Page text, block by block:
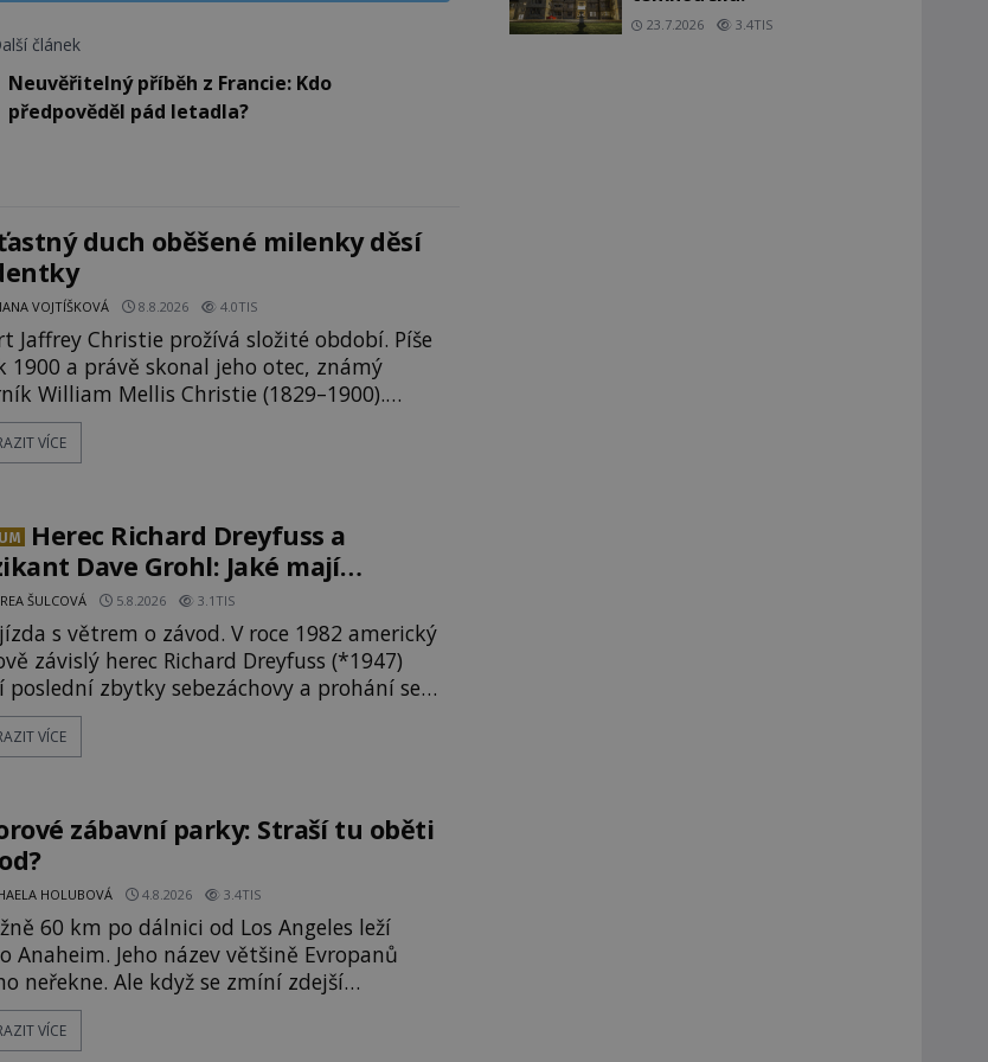
článek
Neuvěřitelný příběh z Francie: Kdo
předpověděl pád letadla?
duch oběšené milenky děsí
VOJTÍŠKOVÁ 8.8.2026 4.0TIS
Jaffrey Christie prožívá složité období. Píše
1900 a právě skonal jeho otec, známý
William Mellis Christie (1829–1900).
událost je ale doprovázena ohromným
připadne rodinné sídlo v
N
VÍCE
Herec Richard Dreyfuss a
Dave Grohl: Jaké mají
zážitky?
ŠULCOVÁ 5.8.2026 3.1TIS
s větrem o závod. V roce 1982 americký
závislý herec Richard Dreyfuss (*1947)
zbytky sebezáchovy a prohání se
ve svém mercedesu jako utržený ze
Vše vyvrcholí katastrofou, když to
momentem se slavnému
VÍCE
zábavní parky: Straší tu oběti
HOLUBOVÁ 4.8.2026 3.4TIS
60 km po dálnici od Los Angeles leží
Anaheim. Jeho název většině Evropanů
neřekne. Ale když se zmíní zdejší
je hned jasno. Zábavní park vyroste
místě bývalého sadu
VÍCE
23.7.2026 3.4TIS